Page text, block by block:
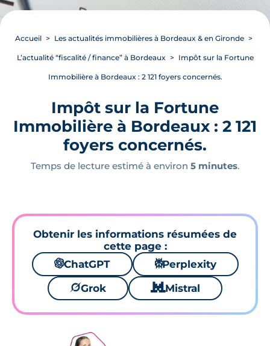
Accueil Les actualités immobilières à Bordeaux & en Gironde
L’actualité “fiscalité / finance” à Bordeaux Impôt sur la Fortune
Immobilière à Bordeaux : 2 121 foyers concernés.
Impôt sur la Fortune
Immobilière à Bordeaux : 2 121
foyers concernés.
Temps de lecture estimé à environ 5 minutes.
Obtenir les informations résumées de
cette page :
🌌ChatGPT ⚙Perplexity
🪐Grok 🐱 Mistral